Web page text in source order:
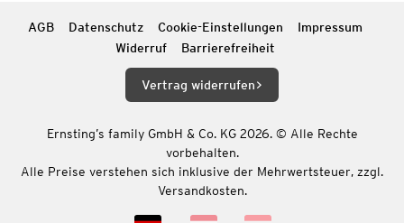
AGB Datenschutz Cookie-Einstellungen
Impressum
Widerruf
Barrierefreiheit
Vertrag widerrufen
Ernsting’s family GmbH & Co. KG 2026. © Alle Rechte
vorbehalten.
Alle Preise verstehen sich inklusive der Mehrwertsteuer, zzgl.
Versandkosten.